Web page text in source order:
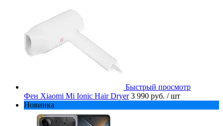
Быстрый просмотр
Фен Xiaomi Mi Ionic Hair Dryer 3 990 руб. / шт
Новинка